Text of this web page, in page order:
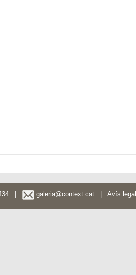
434 | galeria@context.cat Avís legal